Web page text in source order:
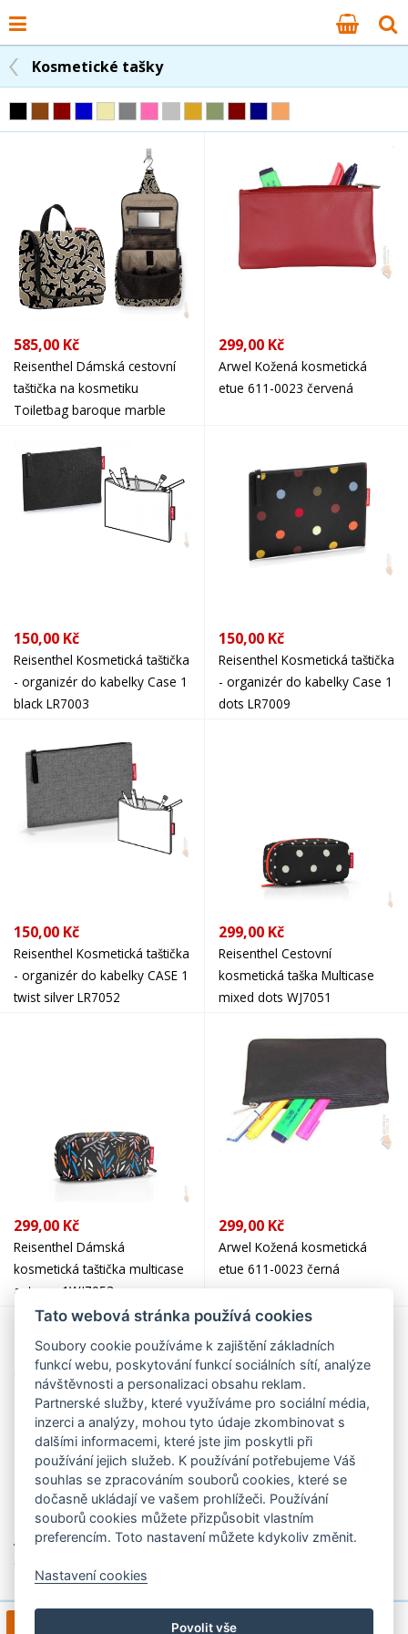
Kosmetické tašky
585,00 Kč
Reisenthel Dámská cestovní
taštička na kosmetiku
Toiletbag baroque marble
299,00 Kč
Arwel Kožená kosmetická
etue 611-0023 červená
150,00 Kč
Reisenthel Kosmetická taštička
- organizér do kabelky Case 1
black LR7003
150,00 Kč
Reisenthel Kosmetická taštička
- organizér do kabelky Case 1
dots LR7009
150,00 Kč
Reisenthel Kosmetická taštička
- organizér do kabelky CASE 1
twist silver LR7052
299,00 Kč
Reisenthel Cestovní
kosmetická taška Multicase
mixed dots WJ7051
299,00 Kč
Reisenthel Dámská
kosmetická taštička multicase
autumn 1WJ7053
299,00 Kč
Arwel Kožená kosmetická
etue 611-0023 černá
299,00 Kč
Arwel Kožená kosmetická
etue 611-0023 Rose gold
315,00 Kč
Reisenthel # urban case tokyo
1 / 7
Tato webová stránka používá cookies
Soubory cookie používáme k zajištění základních
funkcí webu, poskytování funkcí sociálních sítí, analýze
návštěvnosti a personalizaci obsahu reklam.
Partnerské služby, které využíváme pro sociální média,
inzerci a analýzy, mohou tyto údaje zkombinovat s
dalšími informacemi, které jste jim poskytli při
používání jejich služeb. K používání potřebujeme Váš
souhlas se zpracováním souborů cookies, které se
dočasně ukládají ve vašem prohlížeči. Používání
souborů cookies můžete přizpůsobit vlastním
preferencím. Toto nastavení můžete kdykoliv změnit.
Nastavení cookies
Povolit vše